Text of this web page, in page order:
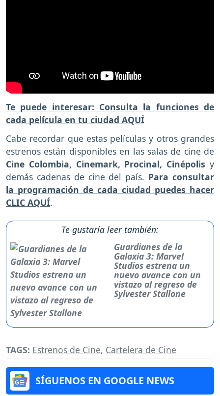
Te puede interesar: Consulta la funciones de
cada película en tu ciudad AQUÍ
Cabe recordar que estas películas y otros grandes
estrenos están disponibles en las salas de cine de
Cine Colombia, Cinemark, Procinal, Cinépolis y
demás cadenas de cine del país. Para consultar
la programación de cada ciudad puedes hacer
CLIC AQUÍ.
Te gustaría leer también:
Guardianes de la
Galaxia 3: Marvel
Studios estrena un
nuevo avance con un
vistazo al regreso de
Sylvester Stallone
TAGS: Estrenos de Cine, Cartelera de Cine
SÍGUENOS EN GOOGLE NEWS